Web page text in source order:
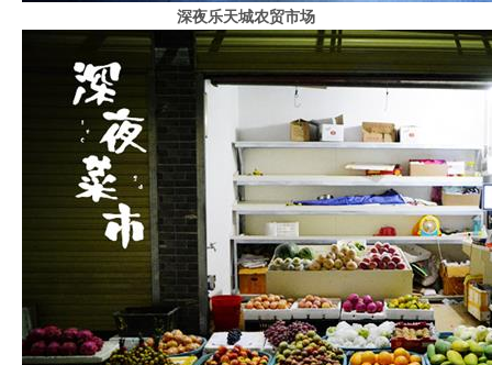
深夜乐天城农贸市场